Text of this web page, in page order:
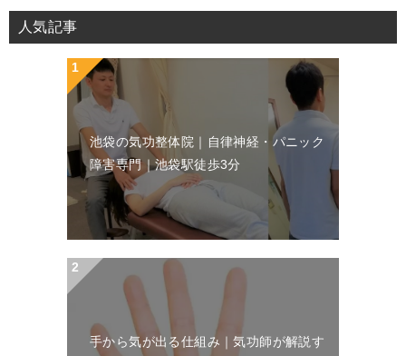
人気記事
池袋の気功整体院｜自律神経・パニック
障害専門｜池袋駅徒歩3分
手から気が出る仕組み｜気功師が解説す